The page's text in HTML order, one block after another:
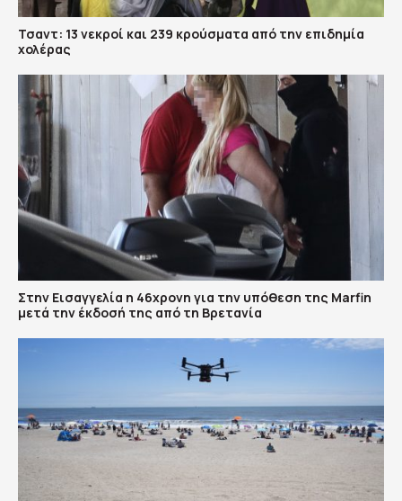
Τσαντ: 13 νεκροί και 239 κρούσματα από την επιδημία
χολέρας
Στην Εισαγγελία η 46χρονη για την υπόθεση της Marfin
μετά την έκδοσή της από τη Βρετανία